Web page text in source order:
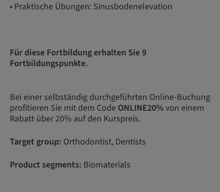
• Praktische Übungen: Sinusbodenelevation
Für diese Fortbildung erhalten Sie 9
Fortbildungspunkte.
Bei einer selbständig durchgeführten Online-Buchung
profitieren Sie mit dem Code ONLINE20%von einem
Rabatt über 20% auf den Kurspreis.
Target group: Orthodontist, Dentists
Product segments: Biomaterials